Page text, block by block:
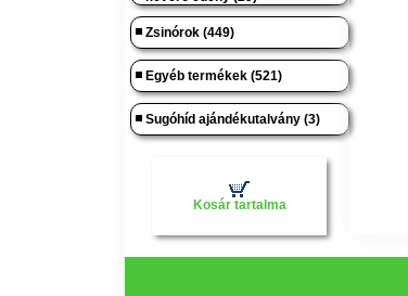
Zsinórok (449)
Egyéb termékek (521)
Sugóhíd ajándékutalvány (3)
Kosár tartalma